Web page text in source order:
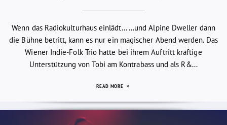
Wenn das Radiokulturhaus einlädt... ...und Alpine Dweller dann
die Bühne betritt, kann es nur ein magischer Abend werden. Das
Wiener Indie-Folk Trio hatte bei ihrem Auftritt kräftige
Unterstützung von Tobi am Kontrabass und als R&...
READ MORE